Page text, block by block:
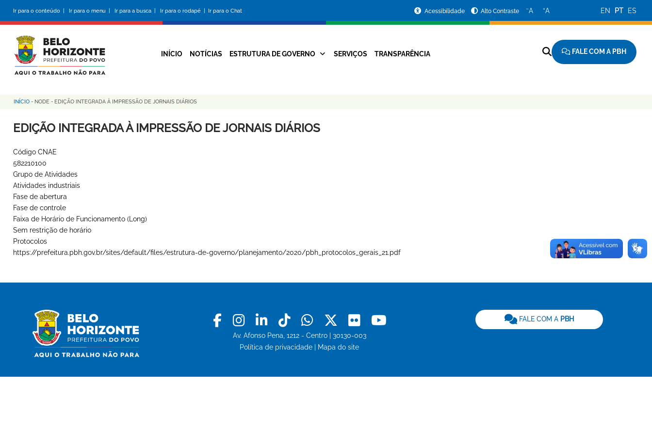
conteúdo
principal
Ir para o conteúdo | Ir para o menu | Ir para a busca | Ir para o rodapé | Ir para o Chat
da
Prefeitura
Acessibilidade Alto Contraste −A +A EN PT ES
Navegação
INÍCIO NOTÍCIAS ESTRUTURA DE GOVERNO SERVIÇOS TRANSPARÊNCIA FALE COM A PBH
Trilha
de
INÍCIO - NODE - EDIÇÃO INTEGRADA À IMPRESSÃO DE JORNAIS DIÁRIOS
EDIÇÃO INTEGRADA À IMPRESSÃO DE JORNAIS DIÁRIOS
Código CNAE
582210100
Grupo de Atividades
Atividades industriais
Fase de abertura
Fase de controle
Faixa de Horário de Funcionamento (Long)
Sem restrição de horário
Protocolos
https://prefeitura.pbh.gov.br/sites/default/files/estrutura-de-governo/planejamento/2020/pbh_protocolos_gerais_21.pdf
Facebook
Instagram
LinkedinTiktokWhatsapp
X Flickr
Av. Afonso Pena, 1212 - Centro | 30130-003
Política de privacidade
Mapa do site
FALE COM A PBH